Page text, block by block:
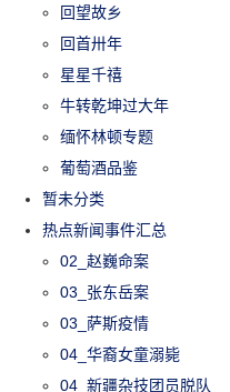
回望故乡
回首卅年
星星千禧
牛转乾坤过大年
缅怀林顿专题
葡萄酒品鉴
暂未分类
热点新闻事件汇总
02_赵巍命案
03_张东岳案
03_萨斯疫情
04_华裔女童溺毙
04_新疆杂技团员脱队